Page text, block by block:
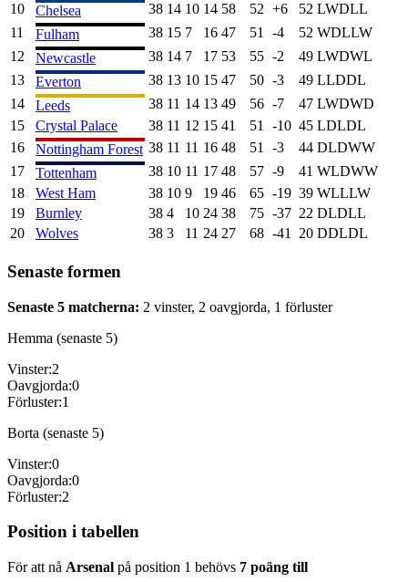
10
Chelsea 38 14 10 14 58 52 +6 52 LWDLL
11
Fulham 38 15 7 16 47 51 -4 52 WDLLW
12
Newcastle 38 14 7 17 53 55 -2 49 LWDWL
13
Everton 38 13 10 15 47 50 -3 49 LLDDL
14
Leeds 38 11 14 13 49 56 -7 47 LWDWD
15
Crystal Palace 38 11 12 15 41 51 -10 45 LDLDL
16
Nottingham Forest 38 11 11 16 48 51 -3 44 DLDWW
17
Tottenham 38 10 11 17 48 57 -9 41 WLDWW
18
West Ham 38 10 9 19 46 65 -19 39 WLLLW
19
Burnley 38 4 10 24 38 75 -37 22 DLDLL
20
Wolves 38 3 11 24 27 68 -41 20 DDLDL
Senaste formen
Senaste 5 matcherna: 2 vinster, 2 oavgjorda, 1 förluster
Hemma (senaste 5)
Vinster:2
Oavgjorda:0
Förluster:1
Borta (senaste 5)
Vinster:0
Oavgjorda:0
Förluster:2
Position i tabellen
För att nå Arsenal på position 1 behövs 7 poäng till